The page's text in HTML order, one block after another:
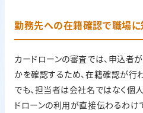
勤務先への在籍確認で職場に
カードローンの審査では、申込者
かを確認するため、在籍確認が行
でも、担当者は会社名ではなく個
ドローンの利用が直接伝わるわけ